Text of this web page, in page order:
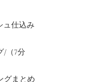
仕込み
（7分
まとめ